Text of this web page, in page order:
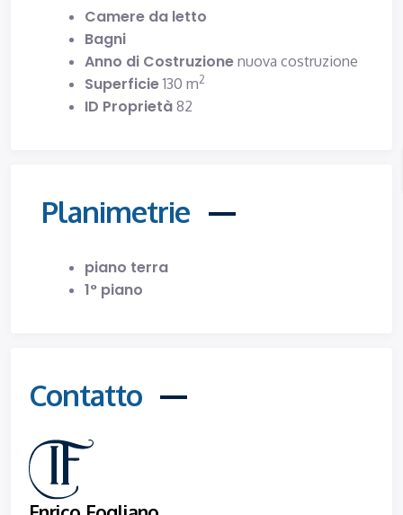
Camere da letto
Bagni
Anno di Costruzione nuova costruzione
Superficie 130 m2
ID Proprietà 82
Planimetrie
piano terra
1° piano
Contatto